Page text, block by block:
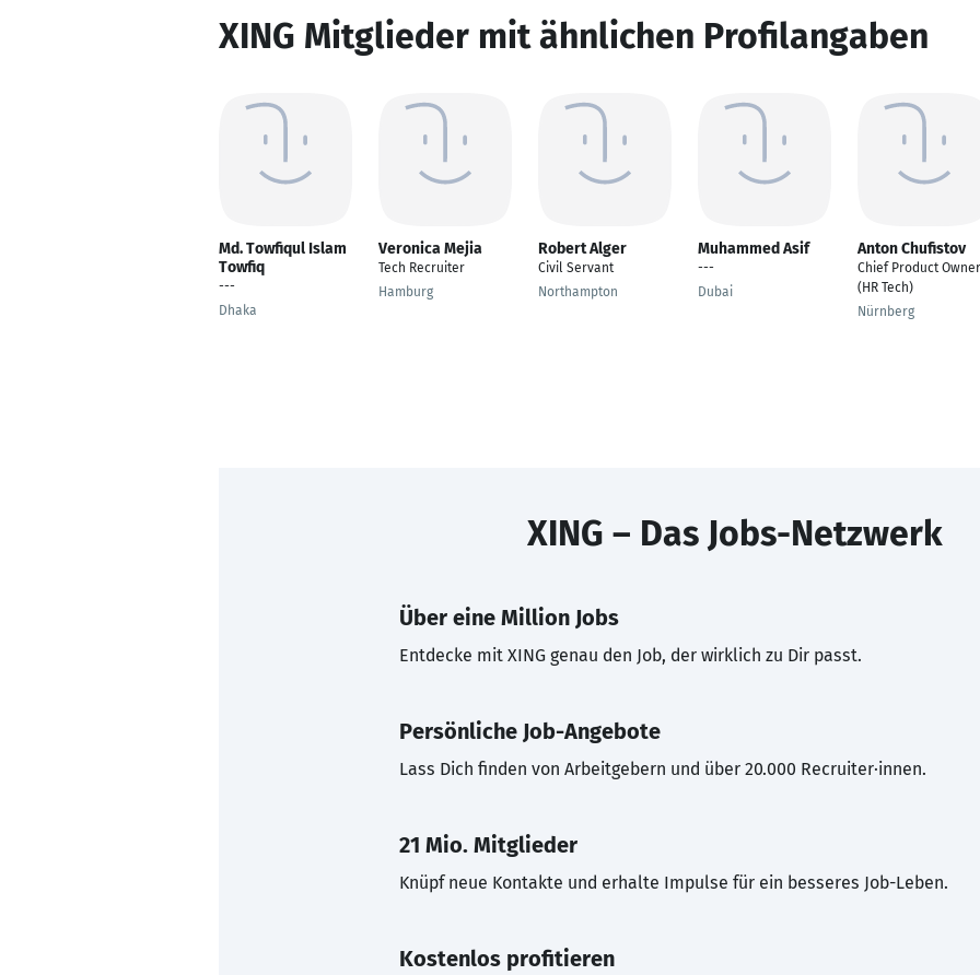
XING Mitglieder mit ähnlichen Profilangaben
Md. Towfiqul Islam
Towfiq
---
Dhaka
Veronica Mejia
Tech Recruiter
Hamburg
Robert Alger
Civil Servant
Northampton
Muhammed Asif
---
Dubai
Anton Chufistov
Chief Product Owner
(HR Tech)
Nürnberg
XING – Das Jobs-Netzwerk
Über eine Million Jobs
Entdecke mit XING genau den Job, der wirklich zu Dir passt.
Persönliche Job-Angebote
Lass Dich finden von Arbeitgebern und über 20.000 Recruiter·innen.
21 Mio. Mitglieder
Knüpf neue Kontakte und erhalte Impulse für ein besseres Job-Leben.
Kostenlos profitieren